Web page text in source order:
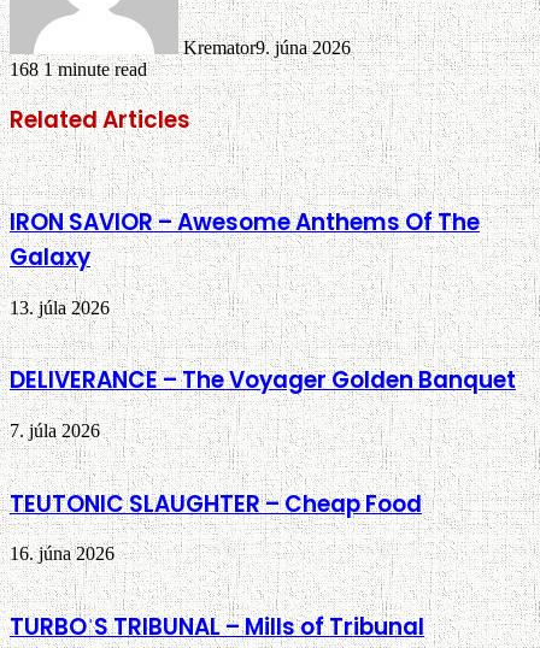
Kremator9. júna 2026
1681 minute read
Related Articles
IRON SAVIOR – Awesome Anthems Of The
Galaxy
13. júla 2026
DELIVERANCE – The Voyager Golden Banquet
7. júla 2026
TEUTONIC SLAUGHTER – Cheap Food
16. júna 2026
TURBOˈS TRIBUNAL – Mills of Tribunal